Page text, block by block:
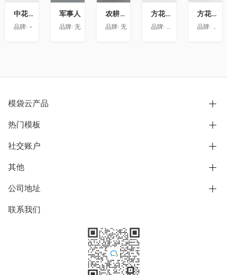
中花-12
品牌: -
军事人
品牌:无
农耕文化墙
品牌: 无
方花-020
品牌:
精品材质
方花-055
品牌:
精品
模袋云产品
别墅设计营销
模型协同展示分享
别墅社区
别墅模板
热门模板
欧式别墅
中式别墅
日式别墅
社交账户
B站
抖音
微信公众号
其他
用户服务协议
隐私政策
公司地址
上海市浦东新区东方路1215-1217号
联系我们